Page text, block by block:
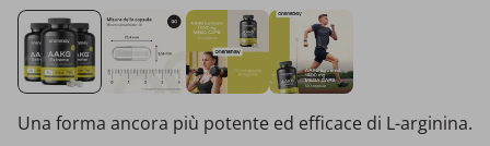
Una forma ancora più potente ed efficace di L-arginina.